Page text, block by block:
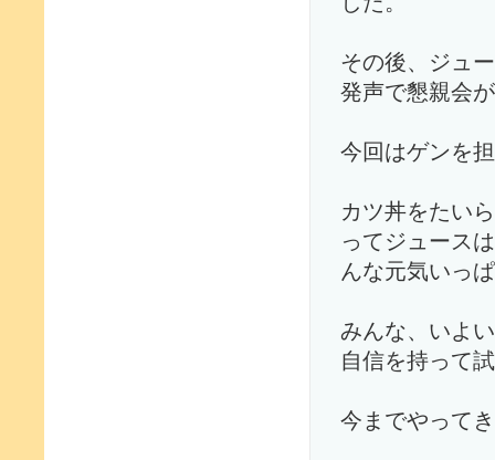
その後、ジュ
発声で懇親会
今回はゲンを
カツ丼をたい
ってジュース
んな元気いっ
みんな、いよ
自信を持って
今までやって